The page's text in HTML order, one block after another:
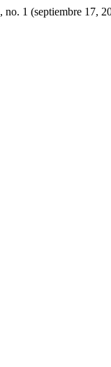
, no. 1 (septiembre 17,